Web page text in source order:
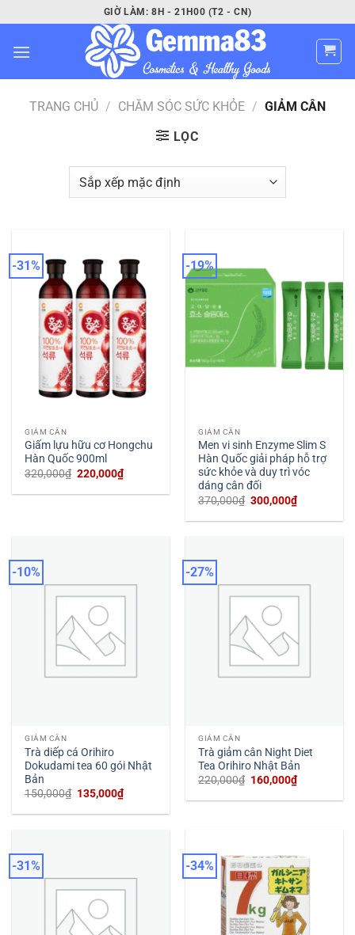
qua
nội
GIỜ LÀM: 8H - 21H00 (T2 - CN)
TRANG CHỦ / CHĂM SÓC SỨC KHỎE / GIẢM CÂN
LỌC
-31%
GIẢM CÂN
Giấm lựu hữu cơ Hongchu
Hàn Quốc 900ml
320,000₫ Giá
là:
220,000₫Giá
hiện
tại
-19%
GIẢM CÂN
Men vi sinh Enzyme Slim S
Hàn Quốc giải pháp hỗ trợ
sức khỏe và duy trì vóc
dáng cân đối
370,000₫ Giá
là:
300,000₫Giá
hiện
tại
-10%
GIẢM CÂN
Trà diếp cá Orihiro
Dokudami tea 60 gói Nhật
Bản
150,000₫ Giá
là:
135,000₫Giá
hiện
tại
-27%
GIẢM CÂN
Trà giảm cân Night Diet
Tea Orihiro Nhật Bản
220,000₫ Giá
là:
160,000₫Giá
hiện
tại
-31% -34%